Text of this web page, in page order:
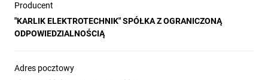
Producent
"KARLIK ELEKTROTECHNIK" SPÓŁKA Z OGRANICZONĄ
ODPOWIEDZIALNOŚCIĄ
Adres pocztowy